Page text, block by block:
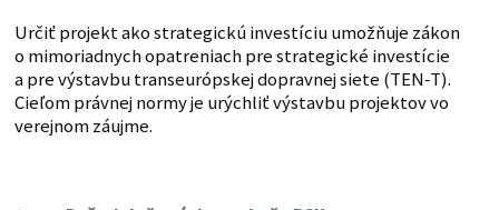
Určiť projekt ako strategickú investíciu umožňuje zákon
o mimoriadnych opatreniach pre strategické investície
a pre výstavbu transeurópskej dopravnej siete (TEN-T).
Cieľom právnej normy je urýchliť výstavbu projektov vo
verejnom záujme.